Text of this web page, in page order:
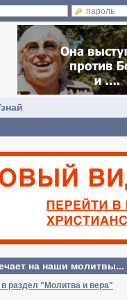
на наши
в раздел "Молитва и вера"